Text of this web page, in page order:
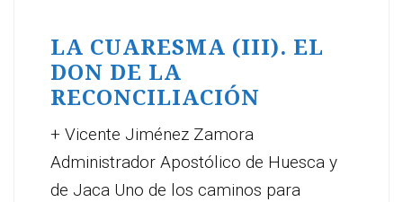
LA CUARESMA (III). EL
DON DE LA
RECONCILIACIÓN
+ Vicente Jiménez Zamora
Administrador Apostólico de Huesca y
de Jaca Uno de los caminos para